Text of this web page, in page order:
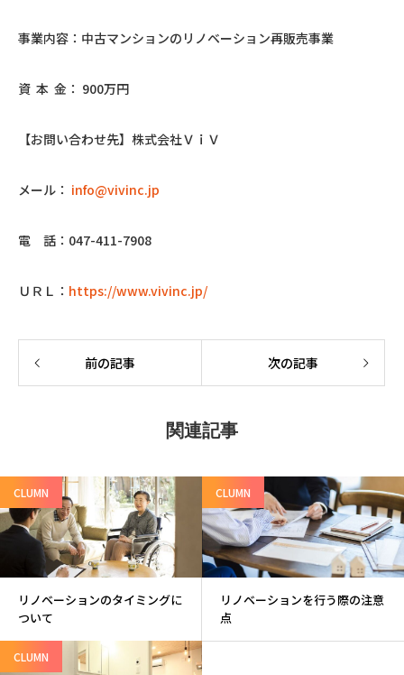
事業内容：中古マンションのリノベーション再販売事業
資 本 金： 900万円
【お問い合わせ先】株式会社ＶｉＶ
メール： info@vivinc.jp
電 話：047-411-7908
ＵＲＬ： https://www.vivinc.jp/
前の記事 次の記事
関連記事
CLUMN
リノベーションのタイミングに
ついて
CLUMN
リノベーションを行う際の注意
点
CLUMN